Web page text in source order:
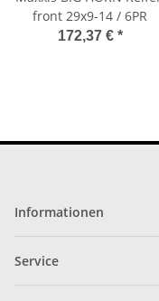
front 29x9-14 / 6PR
172,37 € *
Informationen
Service